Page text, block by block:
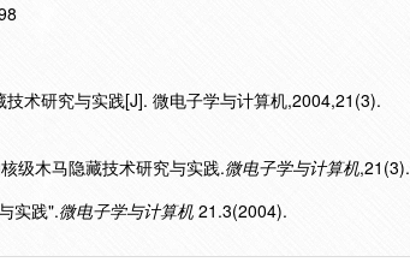
术研究与实践[J]. 微电子学与计算机,2004,21(3).
级木马隐藏技术研究与实践.微电子学与计算机,21(3).
实践".微电子学与计算机 21.3(2004).